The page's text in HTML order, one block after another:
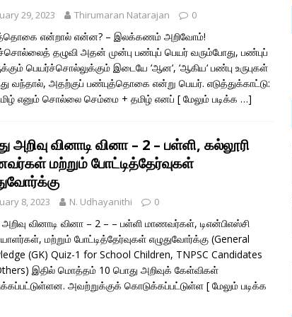
வகைகள் – இலக்கணம் அறிவோம்
இயல் தமிழ்
இலக்கண வகைகள் – இலக்கணம் அறிவோம்
இலக்கணம்
கணிதம்
என்றால் என்ன? – இலக்கணம்
இலக்கணம்
அறிவியல் காரணம் என்ன? | குருவிரொட்டி
29, 2023 Thirumaran Natarajan 0
என்றால் என்ன? – இலக்கணம் அறிவோம்!
தழுவி அதன் முன்பு பண்புப் பெயர் வரும்போது, பண்புப்
பெயர்ச்சொல்லுக்கும் இடையே ‘ஆன‘, ‘ஆகிய‘ பண்பு உருபுகள்
வந்தால், அதற்குப் பண்புத்தொகை என்று பெயர். எடுத்துக்காட்டு:
எனும் சொல்லை செம்மை + தமிழ் எனப் [ மேலும் படிக்க …]
அறிவு வினாடி வினா – 2 – பள்ளி, கல்லூரி
மற்றும் போட்டித்தேர்வுகள்
8, 2023 N. Udhayanithi 0
வினாடி வினா – 2 – – பள்ளி மாணவர்கள், டிஎன்பிஎஸ்சி
மற்றும் போட்டித்தேர்வுகள் எழுதுவோர்க்கு (General
(GK) Quiz-1 for School Children, TNPSC Candidates
இதில் மொத்தம் 10 பொது அறிவுக் கேள்விகள்
அவற்றுக்குக் கொடுக்கப்பட்டுள்ள [ மேலும் படிக்க